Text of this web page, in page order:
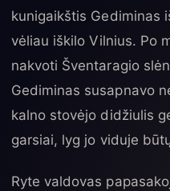
kunigaikštis Gediminas
vėliau iškilo Vilnius. Po
nakvoti Šventaragio
Gediminas susapnavo
kalno stovėjo didžiulis
garsiai, lyg jo viduje
Ryte valdovas